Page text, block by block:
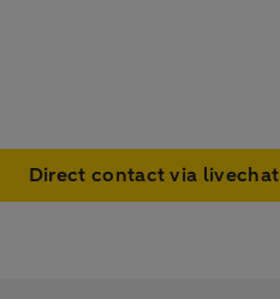
Direct contact via livechat